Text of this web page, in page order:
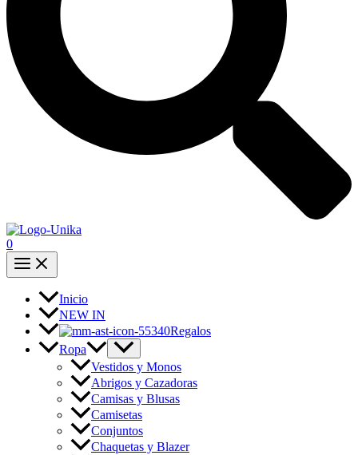
0
Inicio
NEW IN
Regalos
Ropa
Vestidos y Monos
Abrigos y Cazadoras
Camisas y Blusas
Camisetas
Conjuntos
Chaquetas y Blazer